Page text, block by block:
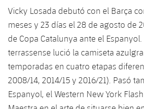
Barça Cafe
Ciutat Esportiva
plusicon
más
Servicios
Servicios Médicos
Accesibilidad
plusicon
más
Acreditaciones
Instalaciones
SUB9 A
SUB9 B
SUB8 A
SUB8 B
Historia
Palmarés
Clasificaciones
Jugadores
Fotos
Historia
Clasificaciones
Jugadores
Cadete A
Cadete B
Infantil A
Infantil B
Primer equipo
plusicon
más
Calendario
Entradas
Resultados
Barça Atlètic
plusicon
más
Calendario
Base
plusicon
más
Actualidad
Campus Verano
Vicky Losada debutó con el Barça
meses y 23 días el 28 de agosto de
de Copa Catalunya ante el
terrassense lució la camiseta
temporadas en cuatro etapas
2008/14, 2014/15 y 2016/21). Pasó
Espanyol, el Western New York